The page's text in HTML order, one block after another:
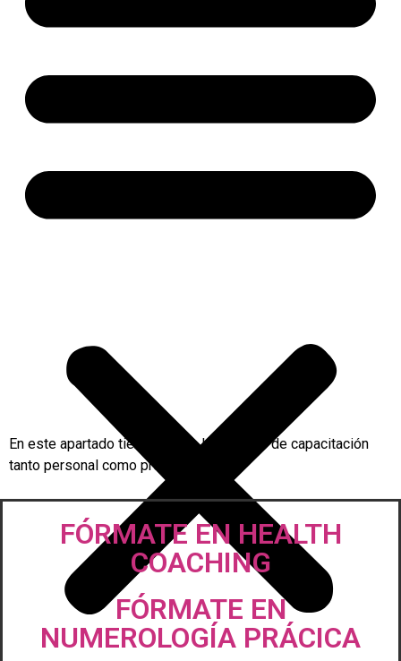
En este apartado tienes todos los cursos de capacitación
tanto personal como profesional.
FÓRMATE EN HEALTH
COACHING
FÓRMATE EN
NUMEROLOGÍA PRÁCICA